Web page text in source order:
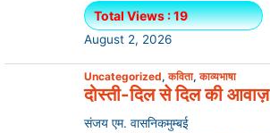
Total Views : 19
August 2, 2026
Uncategorized,कविता,काव्यभाषा
दोस्ती-दिल से दिल की आवाज़
संजय एम. वासनिकमुम्बई